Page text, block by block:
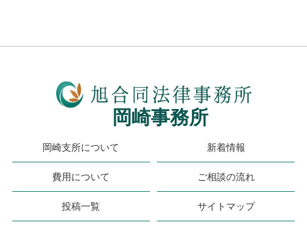
岡崎事務所
岡崎支所について 新着情報
費用について ご相談の流れ
投稿一覧 サイトマップ